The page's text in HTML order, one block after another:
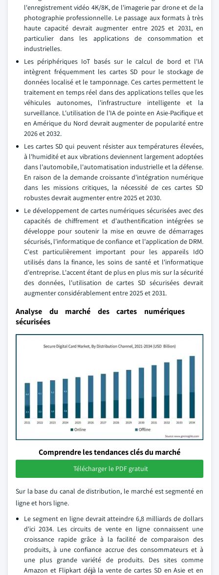
l'enregistrement vidéo 4K/8K, de l'imagerie par drone et de la
photographie professionnelle. Le passage aux formats à très
haute capacité devrait augmenter entre 2025 et 2031, en
particulier dans les applications de consommation et
industrielles.
Les périphériques IoT basés sur le calcul de bord et l'IA
intègrent fréquemment les cartes SD pour le stockage de
données localisé et le tamponnage. Ces cartes permettent le
traitement en temps réel dans des applications telles que les
véhicules autonomes, l'infrastructure intelligente et la
surveillance. L'utilisation de l'IA de pointe en Asie-Pacifique et
en Amérique du Nord devrait augmenter de popularité entre
2026 et 2032.
Les cartes SD qui peuvent résister aux températures élevées,
à l'humidité et aux vibrations deviennent largement adoptées
dans l'automobile, l'automatisation industrielle et la défense.
En raison de la demande croissante d'intégration numérique
dans les missions critiques, la nécessité de ces cartes SD
robustes devrait augmenter entre 2025 et 2030.
Le développement de cartes numériques sécurisées avec des
capacités de chiffrement et d'authentification intégrées se
développe pour soutenir la mise en œuvre de démarrages
sécurisés, l'informatique de confiance et l'application de DRM.
C'est particulièrement important pour les appareils IdO
utilisés dans la finance, les soins de santé et l'informatique
d'entreprise. L'accent étant de plus en plus mis sur la sécurité
des données, l'utilisation de cartes SD sécurisées devrait
augmenter considérablement entre 2025 et 2031.
Analyse du marché des cartes numériques
sécurisées
Comprendre les tendances clés du marché
Télécharger le PDF gratuit
Sur la base du canal de distribution, le marché est segmenté en
ligne et hors ligne.
Le segment en ligne devrait atteindre 6,8 milliards de dollars
d'ici 2034. Les circuits de vente en ligne connaissent une
croissance rapide grâce à la facilité de comparaison des
produits, à une confiance accrue des consommateurs et à
une plus grande variété de produits. Des sites comme
Amazon et Flipkart déjà la vente de cartes SD en Asie et en